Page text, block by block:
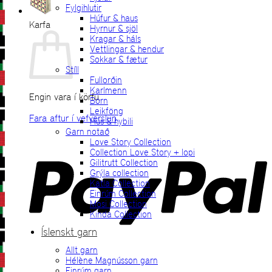
Karfa
Engin vara í körfu.
Fara aftur í vefverslun
Fylgihlutir
Húfur & haus
Hyrnur & sjöl
Kragar & háls
Vettlingar & hendur
Sokkar & fætur
Stíll
Fullorðin
Karlmenn
Börn
Leikföng
Hús & hybili
Garn notað
Love Story Collection
Collection Love Story + lopi
Gilitrutt Collection
Grýla collection
Katla Collection
Einrúm Collection
Mosi Collection
Kinda Collection
Íslenskt garn
Allt garn
Hélène Magnússon garn